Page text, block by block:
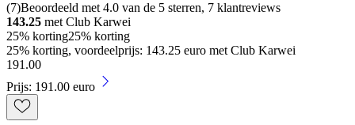
(7)Beoordeeld met 4.0 van de 5 sterren, 7 klantreviews
143.25 met Club Karwei
25% korting25% korting
25% korting, voordeelprijs: 143.25 euro met Club Karwei
191 .00
Prijs: 191.00 euro